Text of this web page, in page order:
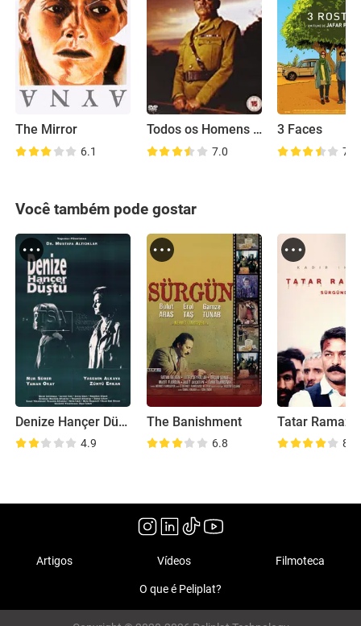
The Mirror
6.1
Todos os Homens do Rei
7.0
3 Faces
7.0
Você também pode gostar
Denize Hançer Düstü
4.9
The Banishment
6.8 8.0
Artigos Vídeos Filmoteca
O que é Peliplat?